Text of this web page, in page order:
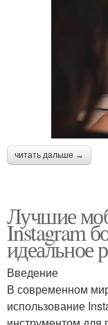
читать дальше →
Лучшие
Instagram
идеальное
Введение
В современном
использование